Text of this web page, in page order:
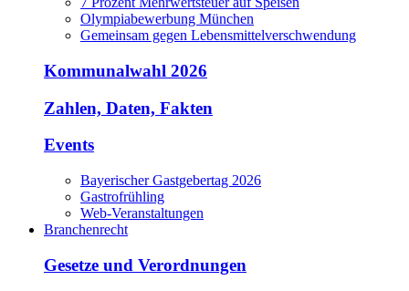
Olympiabewerbung München
Gemeinsam gegen Lebensmittelverschwendung
Kommunalwahl 2026
Zahlen, Daten, Fakten
Events
Bayerischer Gastgebertag 2026
Gastrofrühling
Web-Veranstaltungen
Branchenrecht
Gesetze und Verordnungen